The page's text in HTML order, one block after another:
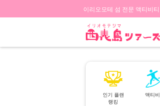
이리오모테 섬 전문 액티비
인기 플랜
랭킹
액티